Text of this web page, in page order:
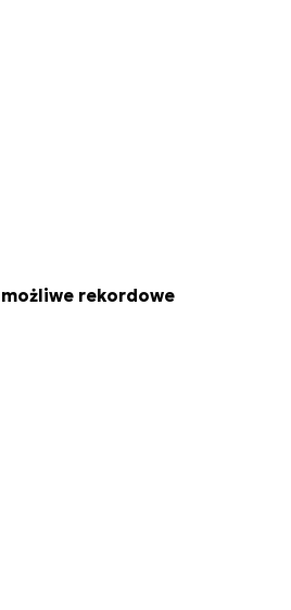
rekordowe